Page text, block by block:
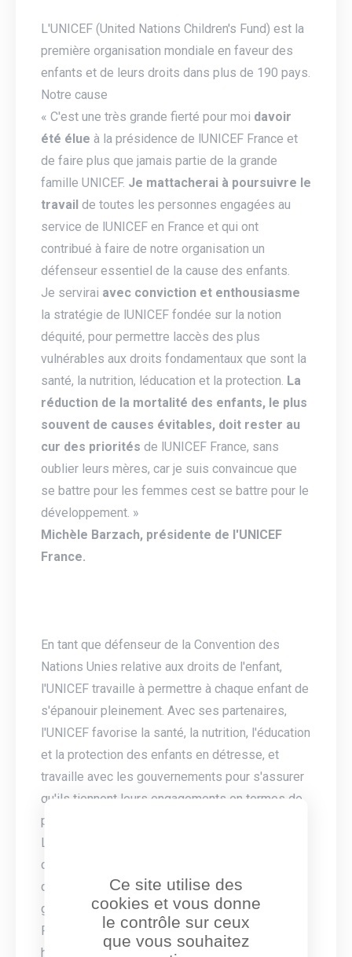
L'UNICEF (United Nations Children's Fund) est la
première organisation mondiale en faveur des
enfants et de leurs droits dans plus de 190 pays.
Notre cause
« C'est une très grande fierté pour moi davoir
été élue à la présidence de lUNICEF France et
de faire plus que jamais partie de la grande
famille UNICEF. Je mattacherai à poursuivre le
travail de toutes les personnes engagées au
service de lUNICEF en France et qui ont
contribué à faire de notre organisation un
défenseur essentiel de la cause des enfants.
Je servirai avec conviction et enthousiasme
la stratégie de lUNICEF fondée sur la notion
déquité, pour permettre laccès des plus
vulnérables aux droits fondamentaux que sont la
santé, la nutrition, léducation et la protection. La
réduction de la mortalité des enfants, le plus
souvent de causes évitables, doit rester au
cur des priorités de lUNICEF France, sans
oublier leurs mères, car je suis convaincue que
se battre pour les femmes cest se battre pour le
développement. »
Michèle Barzach, présidente de l'UNICEF
France.
En tant que défenseur de la Convention des
Nations Unies relative aux droits de l'enfant,
l'UNICEF travaille à permettre à chaque enfant de
s'épanouir pleinement. Avec ses partenaires,
l'UNICEF favorise la santé, la nutrition, l'éducation
et la protection des enfants en détresse, et
travaille avec les gouvernements pour s'assurer
qu'ils tiennent leurs engagements en termes de
protection et de droits des enfants.
L'UNICEF est entièrement financé par des
contributions de volontaires et de particuliers,
d'entreprises, de fondations et de
gouvernements et non par les Nations Unies.
Pour en savoir plus sur l'UNICEF et son travail:
http://www.unicef.fr
Ce site utilise des
cookies et vous donne
le contrôle sur ceux
que vous souhaitez